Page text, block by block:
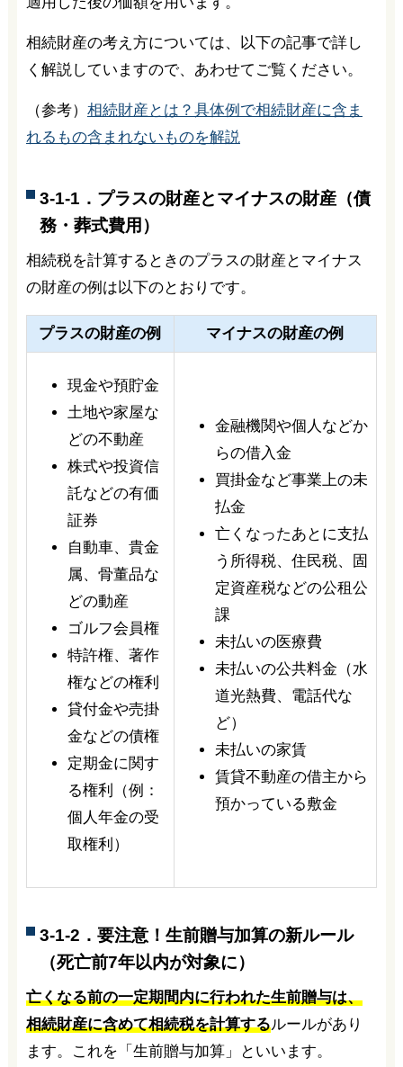
相続財産の考え方については、以下の記事で詳し
く解説していますので、あわせてご覧ください。
（参考） 相続財産とは？具体例で相続財産に含ま
れるもの含まれないものを解説
3-1-1．プラスの財産とマイナスの財産（債
務・葬式費用）
相続税を計算するときのプラスの財産とマイナス
の財産の例は以下のとおりです。
プラスの財産の例 マイナスの財産の例
現金や預貯金
土地や家屋な
どの不動産
株式や投資信
託などの有価
証券
自動車、貴金
属、骨董品な
どの動産
ゴルフ会員権
特許権、著作
権などの権利
貸付金や売掛
金などの債権
定期金に関す
る権利（例：
個人年金の受
取権利）
金融機関や個人などか
らの借入金
買掛金など事業上の未
払金
亡くなったあとに支払
う所得税、住民税、固
定資産税などの公租公
課
未払いの医療費
未払いの公共料金（水
道光熱費、電話代な
ど）
未払いの家賃
賃貸不動産の借主から
預かっている敷金
3-1-2．要注意！生前贈与加算の新ルール
（死亡前7年以内が対象に）
亡くなる前の一定期間内に行われた生前贈与は、
相続財産に含めて相続税を計算するルールがあり
ます。これを「生前贈与加算」といいます。